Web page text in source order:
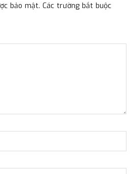
bảo mật. Các trường bắt buộc